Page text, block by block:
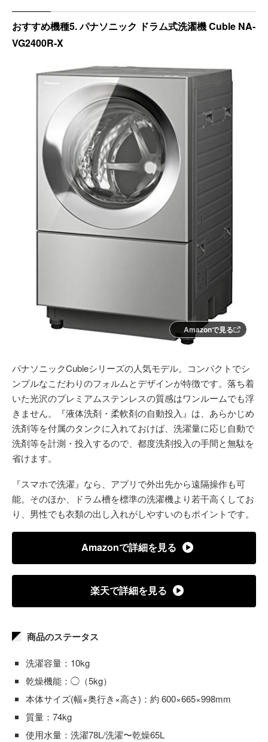
おすすめ機種5. パナソニック ドラム式洗濯機 Cuble NA-
VG2400R-X
Amazonで見る
パナソニックCubleシリーズの人気モデル。コンパクトでシ
ンプルなこだわりのフォルムとデザインが特徴です。落ち着
いた光沢のプレミアムステンレスの質感はワンルームでも浮
きません。『液体洗剤・柔軟剤の自動投入』は、あらかじめ
洗剤等を付属のタンクに入れておけば、洗濯量に応じ自動で
洗剤等を計測・投入するので、都度洗剤投入の手間と無駄を
省けます。
『スマホで洗濯』なら、アプリで外出先から遠隔操作も可
能。そのほか、ドラム槽を標準の洗濯機より若干高くしてお
り、男性でも衣類の出し入れがしやすいのもポイントです。
Amazonで詳細を見る
楽天で詳細を見る
商品のステータス
洗濯容量：10kg
乾燥機能：◯（5kg）
本体サイズ(幅×奥行き×高さ)：約 600×665×998mm
質量：74kg
使用水量：洗濯78L/洗濯〜乾燥65L